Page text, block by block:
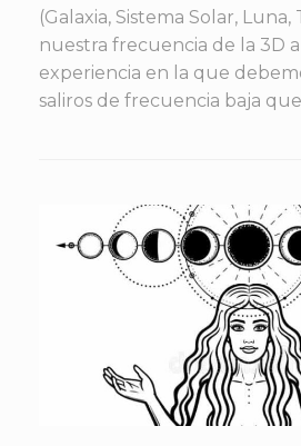
(Galaxia, Sistema Solar, Luna,
nuestra frecuencia de la 3D
experiencia en la que
saliros de frecuencia baja